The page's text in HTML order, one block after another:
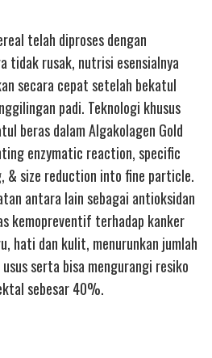
telah diproses dengan
tidak rusak, nutrisi esensialnya
secara cepat setelah bekatul
padi. Teknologi khusus
beras dalam Algakolagen Gold
enzymatic reaction, specific
& size reduction into fine particle.
antara lain sebagai antioksidan
kemopreventif terhadap kanker
hati dan kulit, menurunkan jumlah
serta bisa mengurangi resiko
sebesar 40%.